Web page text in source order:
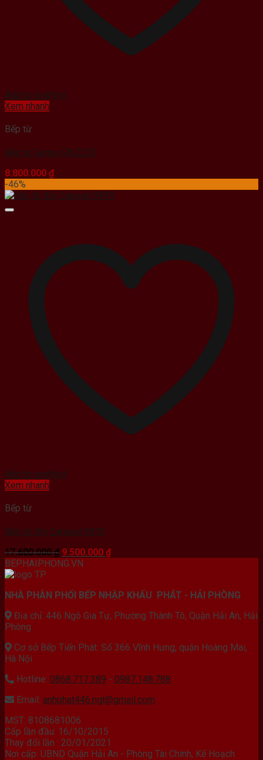
Add to wishlist
Xem nhanh
Bếp từ
Bếp từ Genny GN 225T
8.800.000 ₫
-46%
Add to wishlist
Xem nhanh
Bếp từ
Bếp từ đôi Canaval 9939
17.600.000₫ Giá
gốc
9.500.000 ₫Giá
9.500.000 ₫.
BEPHAIPHONG.VN
NHÀ PHÂN PHỐI BẾP NHẬP KHẨU PHÁT - HẢI PHÒNG
Địa chỉ: 446 Ngô Gia Tự, Phường Thành Tô, Quận Hải An, Hải
Phòng
Cơ sở Bếp Tiến Phát: Số 366 Vĩnh Hưng, quận Hoàng Mai,
Hà Nội
Hotline: 0868.717.389 - 0987.148.788
Email: anhphat446.ngt@gmail.com
MST: 8108681006
Cấp lần đầu: 16/10/2015
Thay đổi lần : 20/01/2021
Nơi cấp: UBND Quận Hải An - Phòng Tài Chính, Kế Hoạch